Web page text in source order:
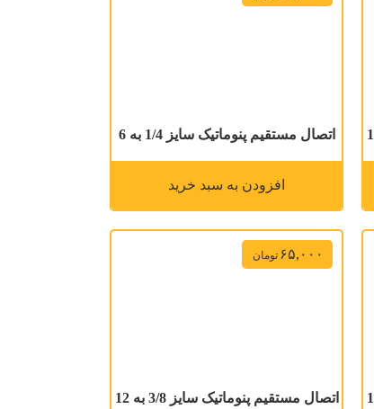
اتصال مستقیم پنوماتیک سایز 1/4 به 6
افزودن به سبد خرید
۶۵,۰۰۰ تومان
اتصال مستقیم پنوماتیک سایز 3/8 به 12